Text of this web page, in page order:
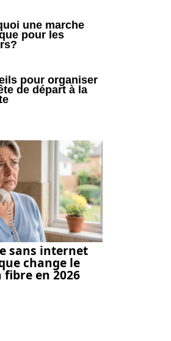
une marche
pour les
pour organiser
de départ à la
sans internet
change le
fibre en 2026